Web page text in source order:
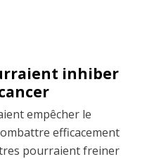
inhiber
empêcher le
efficacement
pourraient freiner